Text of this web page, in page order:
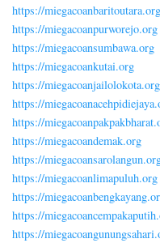
https://miegacoanbaritoutara.org
https://miegacoanpurworejo.org
https://miegacoansumbawa.org
https://miegacoankutai.org
https://miegacoanjailolokota.org
https://
https://
https://miegacoandemak.org
https://
https://miegacoanlimapuluh.org
https://
https://
https://